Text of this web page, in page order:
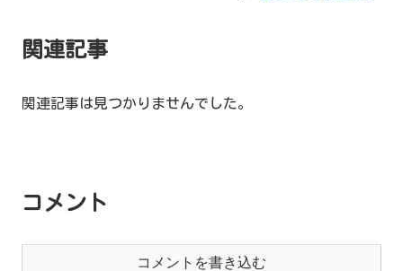
関連記事
関連記事は見つかりませんでした。
コメント
コメントを書き込む